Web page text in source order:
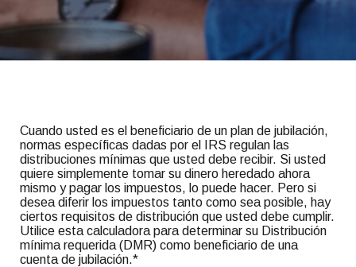
Cuando usted es el beneficiario de un plan de jubilación,
normas específicas dadas por el IRS regulan las
distribuciones mínimas que usted debe recibir. Si usted
quiere simplemente tomar su dinero heredado ahora
mismo y pagar los impuestos, lo puede hacer. Pero si
desea diferir los impuestos tanto como sea posible, hay
ciertos requisitos de distribución que usted debe cumplir.
Utilice esta calculadora para determinar su Distribución
mínima requerida (DMR) como beneficiario de una
cuenta de jubilación.*